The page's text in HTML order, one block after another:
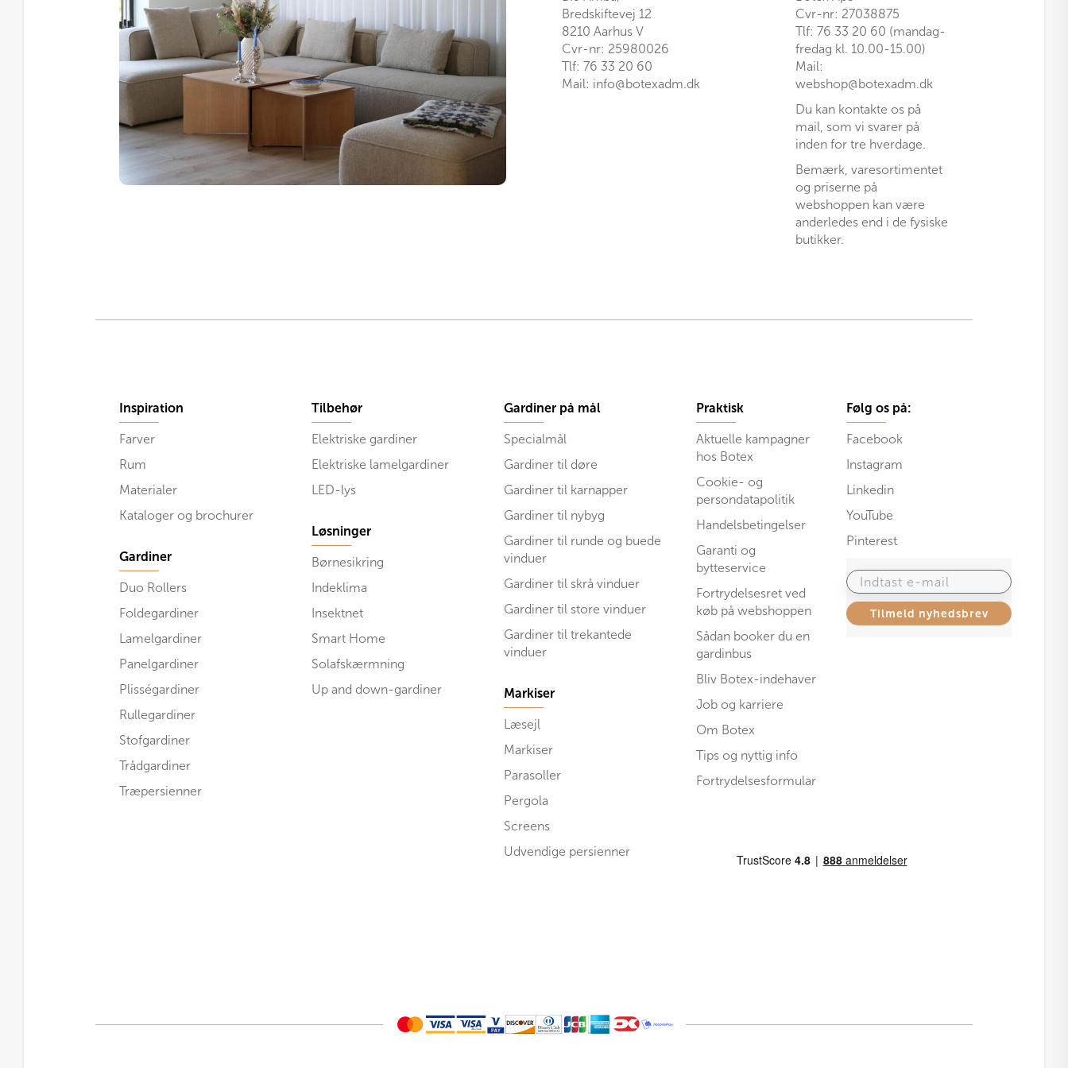
Bredskiftevej 12
8210 Aarhus V
Cvr-nr: 25980026
Tlf: 76 33 20 60
Mail: info@botexadm.dk
Cvr-nr: 27038875
Tlf: 76 33 20 60 (mandag-
fredag kl. 10.00-15.00)
Mail:
webshop@botexadm.dk
Du kan kontakte os på
mail, som vi svarer på
inden for tre hverdage.
Bemærk, varesortimentet
og priserne på
webshoppen kan være
anderledes end i de fysiske
butikker.
Inspiration
Farver
Rum
Materialer
Kataloger og brochurer
Gardiner
Duo Rollers
Foldegardiner
Lamelgardiner
Panelgardiner
Plisségardiner
Rullegardiner
Stofgardiner
Trådgardiner
Træpersienner
Tilbehør
Elektriske gardiner
Elektriske lamelgardiner
LED-lys
Løsninger
Børnesikring
Indeklima
Insektnet
Smart Home
Solafskærmning
Up and down-gardiner
Gardiner på mål
Specialmål
Gardiner til døre
Gardiner til karnapper
Gardiner til nybyg
Gardiner til runde og buede
vinduer
Gardiner til skrå vinduer
Gardiner til store vinduer
Gardiner til trekantede
vinduer
Markiser
Læsejl
Markiser
Parasoller
Pergola
Screens
Udvendige persienner
Praktisk
Aktuelle kampagner
hos Botex
Cookie- og
persondatapolitik
Handelsbetingelser
Garanti og
bytteservice
Fortrydelsesret ved
køb på webshoppen
Sådan booker du en
gardinbus
Bliv Botex-indehaver
Job og karriere
Om Botex
Tips og nyttig info
Fortrydelsesformular
Følg os på:
Facebook
Instagram
Linkedin
YouTube
Pinterest
Indtast e-mail
Tilmeld nyhedsbrev